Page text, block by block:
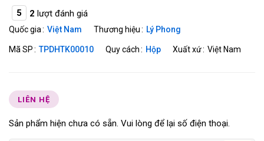
5 2 lượt đánh giá
Quốc gia Việt Nam Thương hiệu Lý Phong
Mã SP TPDHTK00010 Quy cách Hộp Xuất xứ Việt Nam
LIÊN HỆ
Sản phẩm hiện chưa có sẵn. Vui lòng để lại số điện thoại.